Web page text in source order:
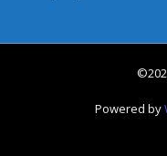
Powered by